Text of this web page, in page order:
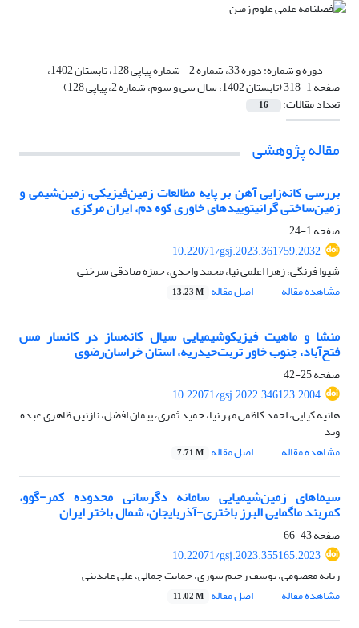
دوره و شماره: دوره 33، شماره 2 - شماره پیاپی 128، تابستان 1402،
صفحه 1-318 (تابستان 1402، سال سی و سوم، شماره 2، پیاپی 128)
تعداد مقالات: 16
مقاله پژوهشی
بررسی کانه‌زایی آهن بر پایه مطالعات زمین‌فیزیکی، زمین‌شیمی و
زمین‌ساختی گرانیتوییدهای خاوری کوه دم، ایران مرکزی
صفحه1-24
10.22071/gsj.2023.361759.2032
شیوا فرنگی، زهرا اعلمی نیا، محمد واحدی، حمزه صادقی سرخنی
مشاهده مقاله
اصل مقاله 13.23 M
منشا و ماهیت فیزیکوشیمیایی سیال کانه‌ساز در کانسار مس
فتح‌آباد، جنوب خاور تربت‌حیدریه، استان خراسان‌رضوی
صفحه25-42
10.22071/gsj.2022.346123.2004
هانیه کیایی، احمد کاظمی مهر نیا، حمید ثمری، پیمان افضل، نازنین ظاهری عبده
وند
مشاهده مقاله
اصل مقاله 7.71 M
سیماهای زمین‌شیمیایی سامانه دگرسانی محدوده کمر-گوو،
کمربند ماگمایی البرز باختری-آذربایجان، شمال باختر ایران
صفحه43-66
10.22071/gsj.2023.355165.2023
ربابه معصومی، یوسف رحیم سوری، حمایت جمالی، علی عابدینی
مشاهده مقاله
اصل مقاله 11.02 M